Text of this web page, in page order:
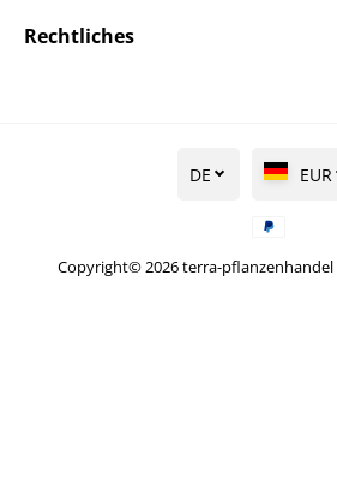
Rechtliches
Copyright© 2026terra-pflanzenhandel
DE EUR